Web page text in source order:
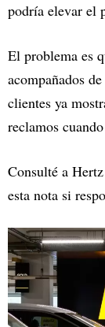
podría elevar el
El problema es
acompañados
clientes ya
reclamos
Consulté a
esta nota si